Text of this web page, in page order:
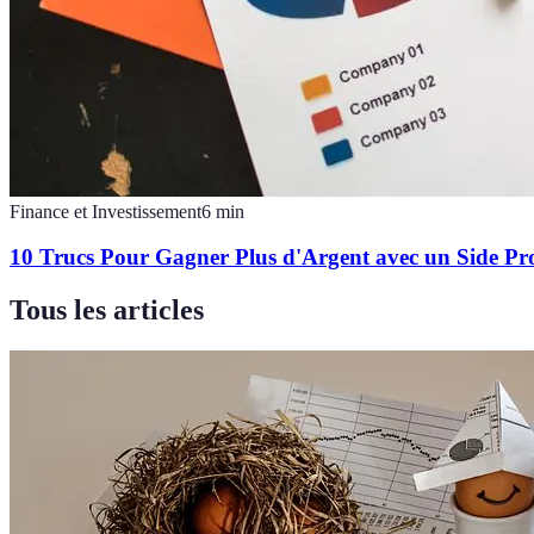
Finance et Investissement6 min
10 Trucs Pour Gagner Plus d'Argent avec un Side
Tous les articles